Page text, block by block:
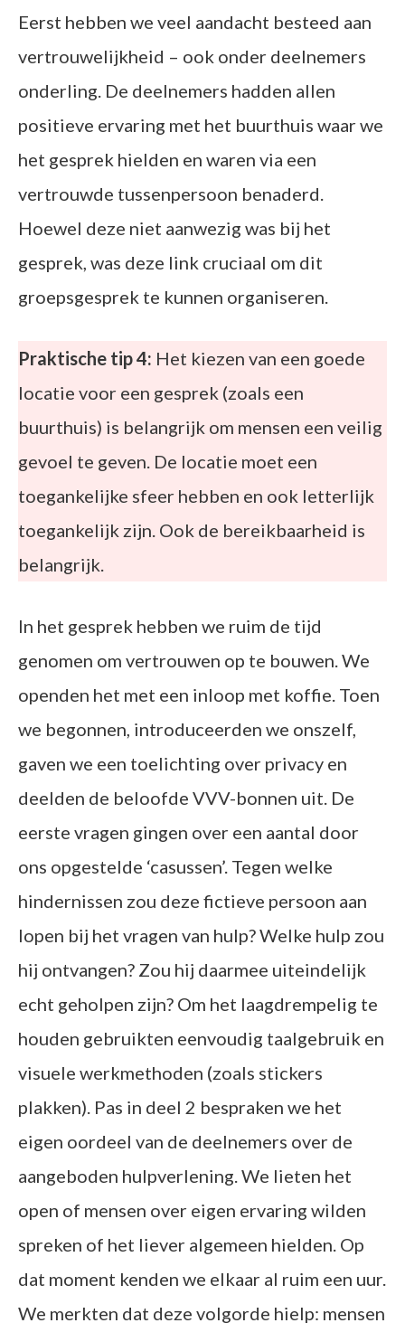
Eerst hebben we veel aandacht besteed aan
vertrouwelijkheid – ook onder deelnemers
onderling. De deelnemers hadden allen
positieve ervaring met het buurthuis waar we
het gesprek hielden en waren via een
vertrouwde tussenpersoon benaderd.
Hoewel deze niet aanwezig was bij het
gesprek, was deze link cruciaal om dit
groepsgesprek te kunnen organiseren.
Praktische tip 4: Het kiezen van een goede
locatie voor een gesprek (zoals een
buurthuis) is belangrijk om mensen een veilig
gevoel te geven. De locatie moet een
toegankelijke sfeer hebben en ook letterlijk
toegankelijk zijn. Ook de bereikbaarheid is
belangrijk.
In het gesprek hebben we ruim de tijd
genomen om vertrouwen op te bouwen. We
openden het met een inloop met koffie. Toen
we begonnen, introduceerden we onszelf,
gaven we een toelichting over privacy en
deelden de beloofde VVV-bonnen uit. De
eerste vragen gingen over een aantal door
ons opgestelde ‘casussen’. Tegen welke
hindernissen zou deze fictieve persoon aan
lopen bij het vragen van hulp? Welke hulp zou
hij ontvangen? Zou hij daarmee uiteindelijk
echt geholpen zijn? Om het laagdrempelig te
houden gebruikten eenvoudig taalgebruik en
visuele werkmethoden (zoals stickers
plakken). Pas in deel 2 bespraken we het
eigen oordeel van de deelnemers over de
aangeboden hulpverlening. We lieten het
open of mensen over eigen ervaring wilden
spreken of het liever algemeen hielden. Op
dat moment kenden we elkaar al ruim een uur.
We merkten dat deze volgorde hielp: mensen